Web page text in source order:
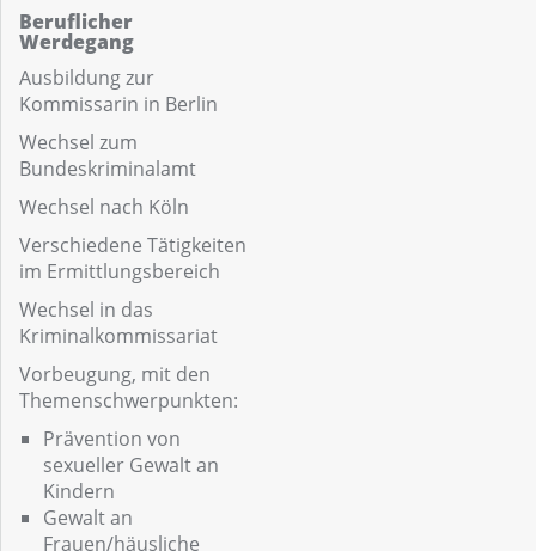
Beruflicher
Werdegang
Ausbildung zur
Kommissarin in Berlin
Wechsel zum
Bundeskriminalamt
Wechsel nach Köln
Verschiedene Tätigkeiten
im Ermittlungsbereich
Wechsel in das
Kriminalkommissariat
Vorbeugung, mit den
Themenschwerpunkten:
Prävention von
sexueller Gewalt an
Kindern
Gewalt an
Frauen/häusliche